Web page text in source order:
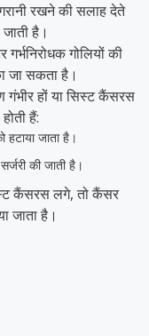
रखने की सलाह देते
है।
गोलियों की
जा सकता है।
गंभीर हों या सिस्ट कैंसरस
हैं:
हटाया जाता है।
की जाती है।
कैंसरस लगे, तो कैंसर
जाता है।